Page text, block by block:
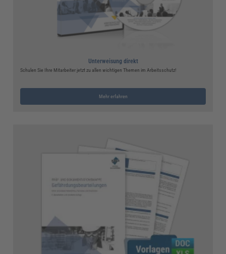
Unterweisung direkt
Schulen Sie Ihre Mitarbeiter jetzt zu allen wichtigen Themen im Arbeitsschutz!
Mehr erfahren